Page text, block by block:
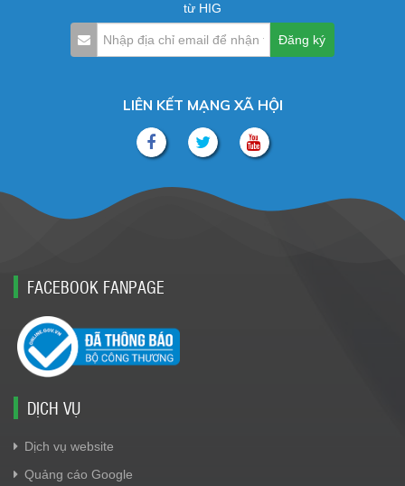
từ HIG
LIÊN KẾT MẠNG XÃ HỘI
FACEBOOK FANPAGE
DỊCH VỤ
Dịch vụ website
Quảng cáo Google